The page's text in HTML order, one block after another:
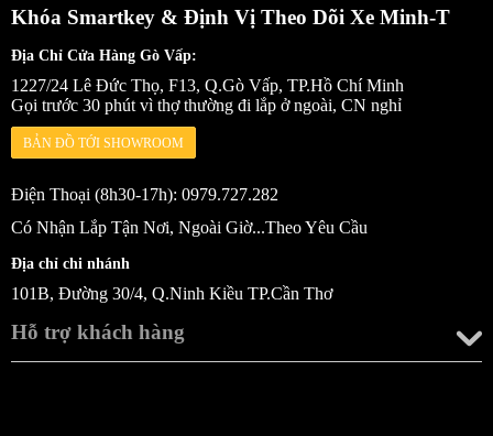
Khóa Smartkey & Định Vị Theo Dõi Xe Minh-T
Địa Chỉ Cửa Hàng Gò Vấp:
1227/24 Lê Đức Thọ, F13, Q.Gò Vấp, TP.Hồ Chí Minh
Gọi trước 30 phút vì thợ thường đi lắp ở ngoài, CN nghỉ
BẢN ĐỒ TỚI SHOWROOM
Điện Thoại (8h30-17h): 0979.727.282
Có Nhận Lắp Tận Nơi, Ngoài Giờ...Theo Yêu Cầu
Địa chỉ chi nhánh
101B, Đường 30/4, Q.Ninh Kiều TP.Cần Thơ
Hỗ trợ khách hàng